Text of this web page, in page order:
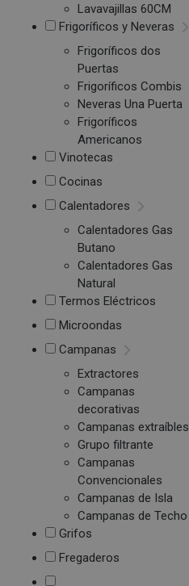
Lavavajillas 60CM
Frigoríficos y Neveras
Frigoríficos dos
Puertas
Frigoríficos Combis
Neveras Una Puerta
Frigoríficos
Americanos
Vinotecas
Cocinas
Calentadores
Calentadores Gas
Butano
Calentadores Gas
Natural
Termos Eléctricos
Microondas
Campanas
Extractores
Campanas
decorativas
Campanas extraíbles
Grupo filtrante
Campanas
Convencionales
Campanas de Isla
Campanas de Techo
Grifos
Fregaderos